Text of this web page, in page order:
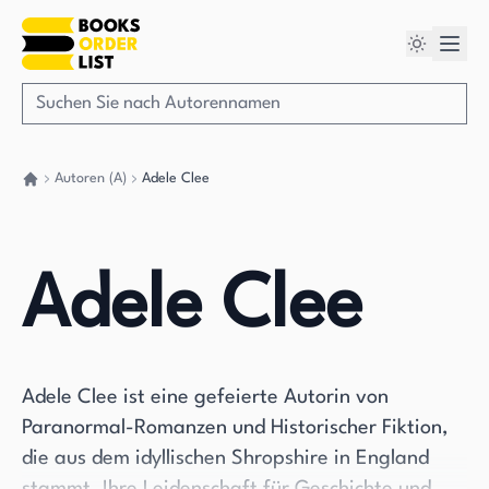
Autoren (A) Adele Clee
Adele Clee
Adele Clee ist eine gefeierte Autorin von
Paranormal-Romanzen und Historischer Fiktion,
die aus dem idyllischen Shropshire in England